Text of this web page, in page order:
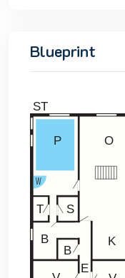
Blueprint